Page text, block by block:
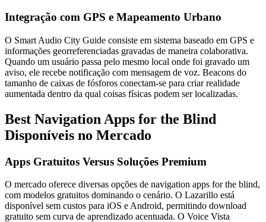
Integração com GPS e Mapeamento Urbano
O Smart Audio City Guide consiste em sistema baseado em GPS e
informações georreferenciadas gravadas de maneira colaborativa.
Quando um usuário passa pelo mesmo local onde foi gravado um
aviso, ele recebe notificação com mensagem de voz. Beacons do
tamanho de caixas de fósforos conectam-se para criar realidade
aumentada dentro da qual coisas físicas podem ser localizadas.
Best Navigation Apps for the Blind
Disponíveis no Mercado
Apps Gratuitos Versus Soluções Premium
O mercado oferece diversas opções de navigation apps for the blind,
com modelos gratuitos dominando o cenário. O Lazarillo está
disponível sem custos para iOS e Android, permitindo download
gratuito sem curva de aprendizado acentuada. O Voice Vista